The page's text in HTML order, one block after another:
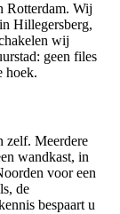
Rotterdam. Wij
Hillegersberg,
wij
geen files
hoek.
zelf. Meerdere
wandkast, in
voor een
de
bespaart u